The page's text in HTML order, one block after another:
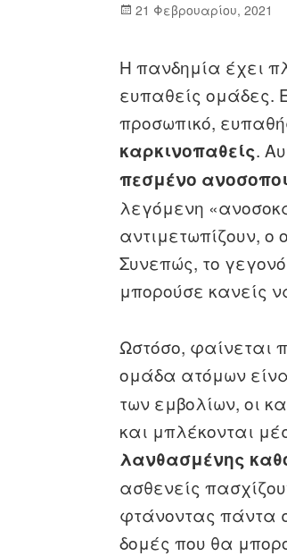
21 Φεβρουαρίου, 2021
Η πανδημία έχει
ευπαθείς ομάδες.
προσωπικό,
καρκινοπαθείς.
πεσμένο
λεγόμενη
αντιμετωπίζουν,
Συνεπώς, το
μπορούσε κανείς
Ωστόσο, φαίνεται
ομάδα ατόμων
των εμβολίων, οι
και μπλέκονται
λανθασμένης
ασθενείς
φτάνοντας πάντα
δομές που θα